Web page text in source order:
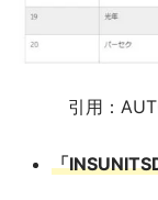
引用：
「